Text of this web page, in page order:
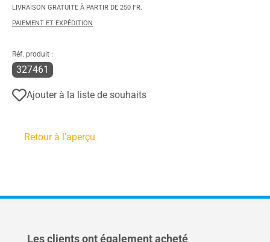
LIVRAISON GRATUITE À PARTIR DE 250 FR.
PAIEMENT ET EXPÉDITION
Réf. produit :
327461
Ajouter à la liste de souhaits
Retour à l'aperçu
Ignorer la galerie de produits
Les clients ont également acheté